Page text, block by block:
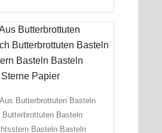
Butterbrottuten Basteln
Butterbrottuten Basteln
Basteln Basteln